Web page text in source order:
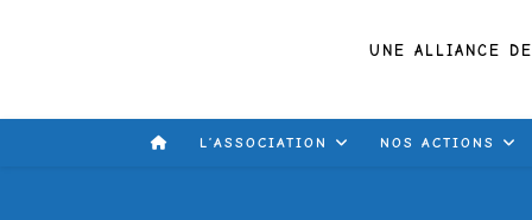
UNE ALLIANCE
L’ASSOCIATION NOS ACTIONS